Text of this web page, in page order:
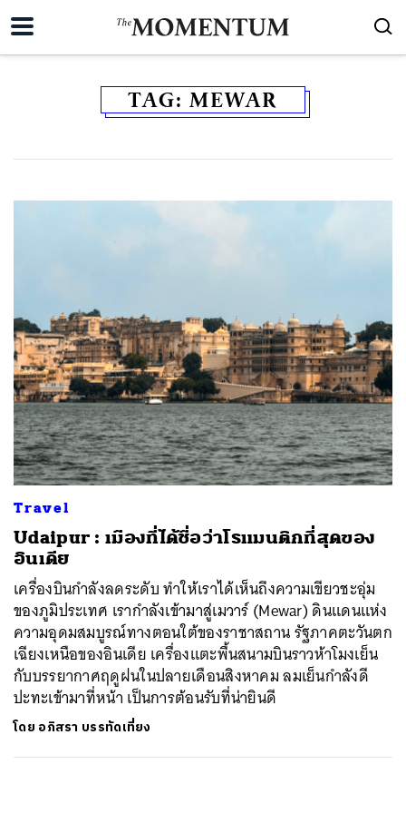
TAG: MEWAR
Travel
Udaipur : เมืองที่ได้ชื่อว่าโรแมนติกที่สุดของ
อินเดีย
เครื่องบินกำลังลดระดับ ทำให้เราได้เห็นถึงความเขียวชะอุ่ม
ของภูมิประเทศ เรากำลังเข้ามาสู่เมวาร์ (Mewar) ดินแดนแห่ง
ความอุดมสมบูรณ์ทางตอนใต้ของราชาสถาน รัฐภาคตะวันตก
เฉียงเหนือของอินเดีย เครื่องแตะพื้นสนามบินราวห้าโมงเย็น
กับบรรยากาศฤดูฝนในปลายเดือนสิงหาคม ลมเย็นกำลังดี
ปะทะเข้ามาที่หน้า เป็นการต้อนรับที่น่ายินดี
โดย อภิสรา บรรทัดเที่ยง
ค้นหา